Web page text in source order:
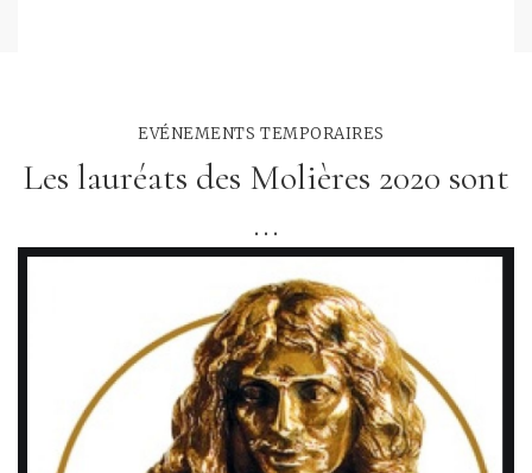
EVÉNEMENTS TEMPORAIRES
Les lauréats des Molières 2020 sont
...